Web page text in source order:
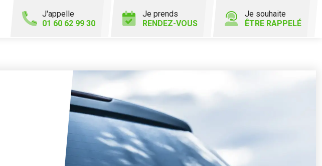
J'appelle
01 60 62 99 30
Je prends
RENDEZ-VOUS
Je souhaite
ÊTRE RAPPELÉ